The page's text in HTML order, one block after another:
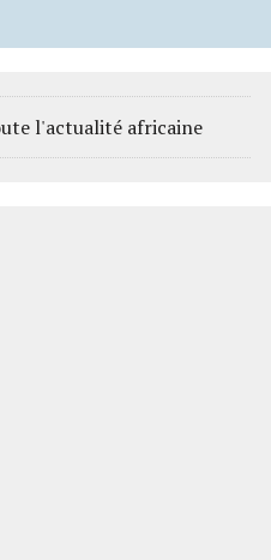
l'actualité africaine